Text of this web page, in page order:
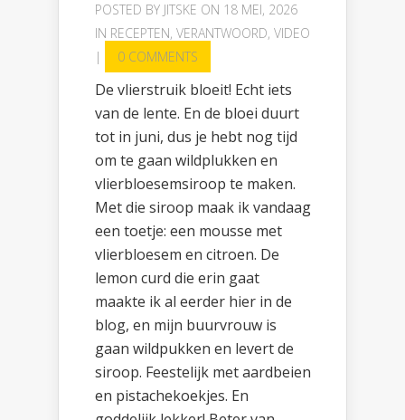
POSTED BY JITSKE ON 18 MEI, 2026
IN RECEPTEN, VERANTWOORD, VIDEO
|
0 COMMENTS
De vlierstruik bloeit! Echt iets
van de lente. En de bloei duurt
tot in juni, dus je hebt nog tijd
om te gaan wildplukken en
vlierbloesemsiroop te maken.
Met die siroop maak ik vandaag
een toetje: een mousse met
vlierbloesem en citroen. De
lemon curd die erin gaat
maakte ik al eerder hier in de
blog, en mijn buurvrouw is
gaan wildpukken en levert de
siroop. Feestelijk met aardbeien
en pistachekoekjes. En